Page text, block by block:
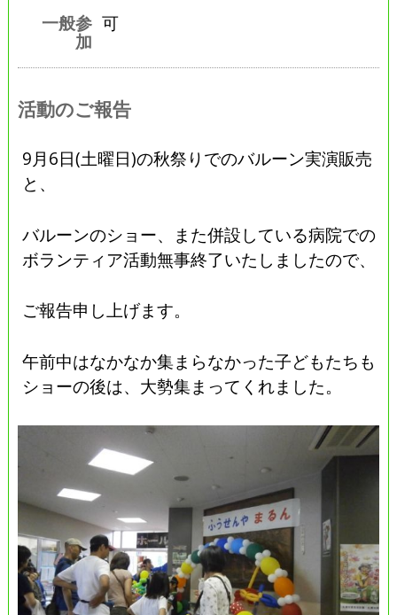
一般参
加
可
活動のご報告
9月6日(土曜日)の秋祭りでのバルーン実演販売
と、
バルーンのショー、また併設している病院での
ボランティア活動無事終了いたしましたので、
ご報告申し上げます。
午前中はなかなか集まらなかった子どもたちも
ショーの後は、大勢集まってくれました。